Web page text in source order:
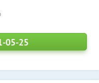
05-25